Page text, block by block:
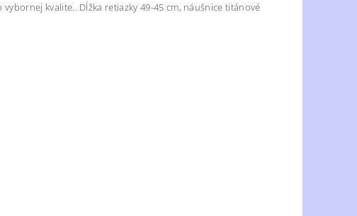
kvalite.. Dĺžka retiazky 49-45 cm, náušnice titánové